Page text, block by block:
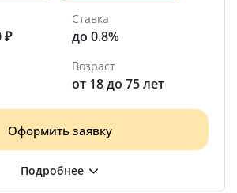
₽
Ставка
до 0.8%
Возраст
от 18 до 75 лет
Оформить заявку